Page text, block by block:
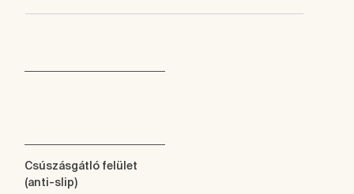
Csúszásgátló felület
(anti-slip)